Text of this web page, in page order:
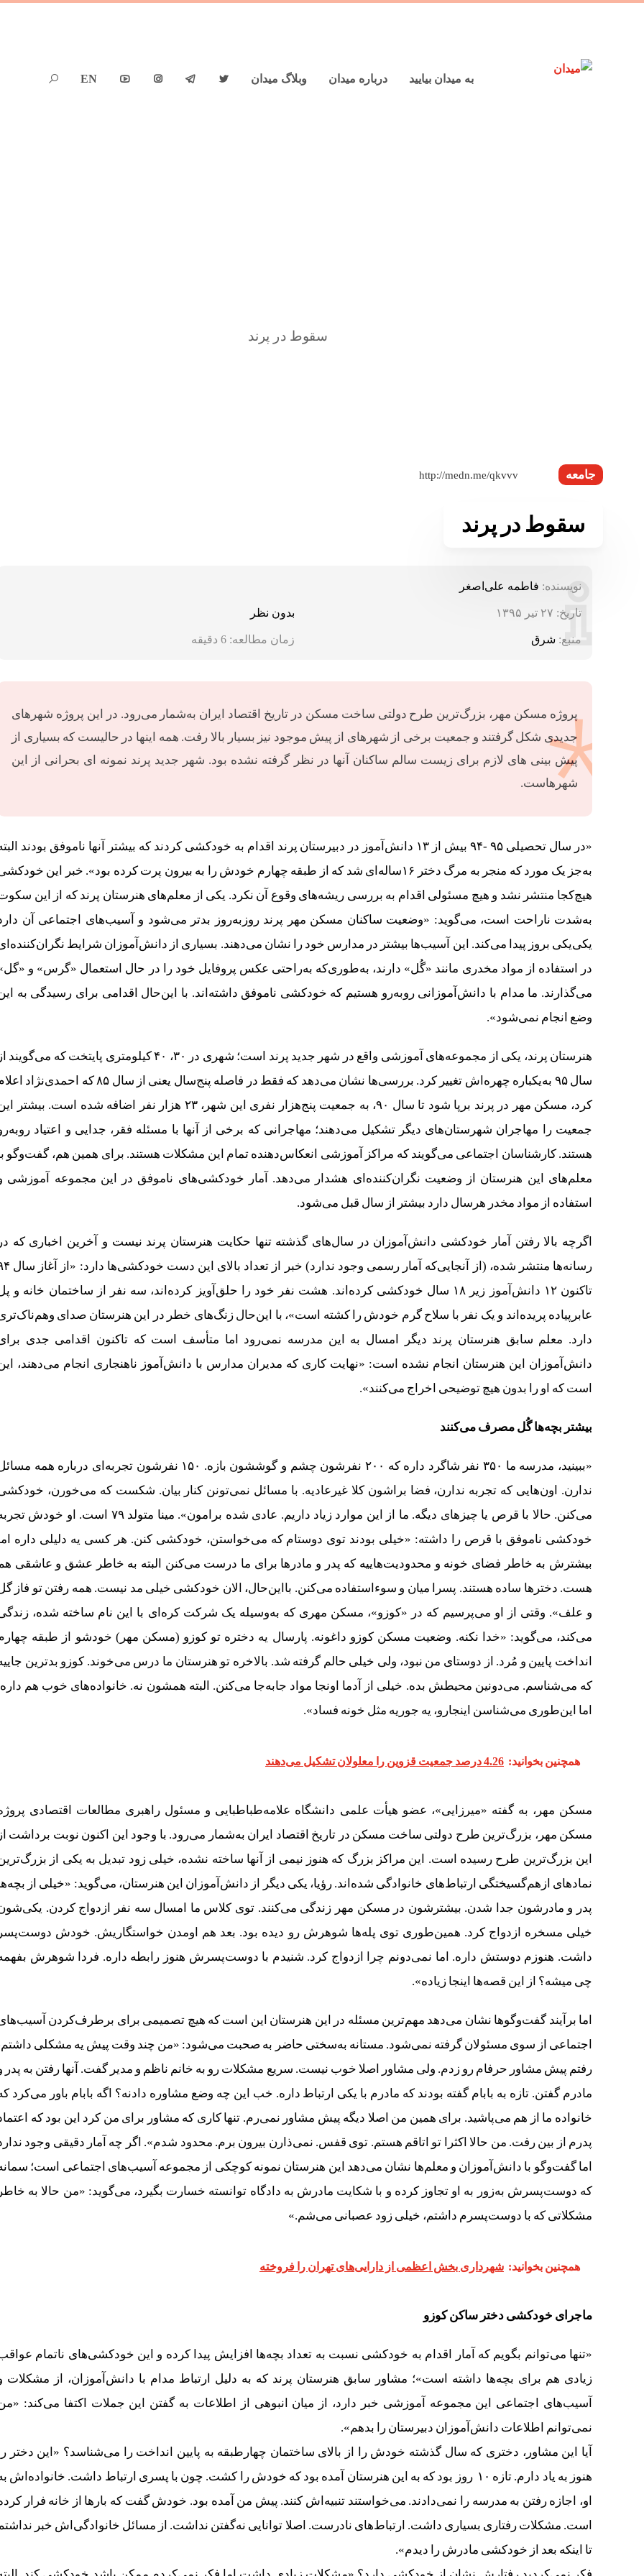
به میدان بیایید درباره میدان وبلاگ میدان 



EN

جامعه
سقوط در پرند
نویسنده: فاطمه علی‌اصغر
تاریخ: ۲۷ تیر ۱۳۹۵ بدون نظر
منبع: شرق زمان مطالعه: 6 دقیقه
پروژه مسکن مهر، بزرگ‌ترین طرح دولتی ساخت مسکن در تاریخ اقتصاد ایران به‌شمار می‌رود. در این پروژه شهرهای
جدیدی شکل گرفتند و جمعیت برخی از شهرهای از پیش موجود نیز بسیار بالا رفت. همه اینها در حالیست که بسیاری از
پیش بینی های لازم برای زیست سالم ساکنان آنها در نظر گرفته نشده بود. شهر جدید پرند نمونه ای بحرانی از این
شهرهاست.
«در سال تحصیلی ۹۵ -۹۴ بیش از ۱۳ دانش‌آموز در دبیرستان پرند اقدام به خودکشی کردند که بیشتر آنها ناموفق بودند
به‌جز یک مورد که منجر به مرگ دختر ۱۶ساله‌‌ای شد که از طبقه چهارم خودش را به بیرون پرت کرده بود». خبر این
هیچ‌کجا منتشر نشد و هیچ مسئولی اقدام به بررسی ریشه‌های وقوع آن نکرد. یکی‌ از معلم‌های هنرستان پرند که از این
به‌شدت ناراحت است، می‌گوید: «وضعیت ساکنان مسکن مهر پرند روزبه‌روز بدتر می‌شود و آسیب‌های اجتماعی آن
یکی‌یکی بروز پیدا می‌کند. این آسیب‌ها بیشتر در مدارس خود را نشان می‌دهند. بسیاری از دانش‌آموزان شرایط
در استفاده از مواد مخدری مانند «گُل» دارند، به‌طوری‌که به‌راحتی عکس پروفایل خود را در حال استعمال «گرس» و
می‌گذارند. ما مدام با دانش‌آموزانی روبه‌رو هستیم که خودکشی ناموفق داشته‌اند. با این‌حال اقدامی برای رسیدگی به
وضع انجام نمی‌شود».
هنرستان پرند، یکی از مجموعه‌های آموزشی واقع در شهر جدید پرند است؛ شهری در ۳۰، ۴۰ کیلومتری پایتخت که
سال ۹۵ به‌یکباره چهره‌اش تغییر کرد. بررسی‌ها نشان می‌دهد که فقط در فاصله پنج‌سال یعنی از سال ۸۵ که احمدی‌نژاد
کرد، مسکن مهر در پرند برپا شود تا سال ۹۰، به جمعیت پنج‌هزار نفری این شهر، ۲۳ هزار نفر اضافه شده است. بیشتر
جمعیت را مهاجران شهرستان‌های دیگر تشکیل می‌دهند؛ مهاجرانی که برخی از آنها با مسئله فقر، جدایی و اعتیاد
هستند. کارشناسان اجتماعی می‌گویند که مراکز آموزشی انعکاس‌دهنده تمام این مشکلات هستند. برای همین هم، گفت‌وگو
معلم‌های این هنرستان از وضعیت نگران‌کننده‌ای هشدار می‌دهد. آمار خودکشی‌های ناموفق در این مجموعه آموزشی
استفاده از مواد مخدر هرسال دارد بیشتر از سال قبل می‌شود.
اگرچه بالا رفتن آمار خودکشی دانش‌آموزان در سال‌های گذشته تنها حکایت هنرستان پرند نیست و آخرین اخباری که
رسانه‌ها منتشر شده، (از آنجایی‌که آمار رسمی وجود ندارد) خبر از
تاکنون ۱۲ دانش‌آموز زیر ۱۸ سال خودکشی کرده‌اند. هشت نفر خود را حلق‌آویز کرده‌اند، سه نفر از ساختمان خانه و
عابرپیاده پریده‌اند و یک نفر با سلاح گرم خودش را کشته است»، با این‌حال زنگ‌های خطر در این هنرستان صدای
دارد. معلم سابق هنرستان پرند دیگر امسال به این مدرسه نمی‌رود اما متأسف است که تاکنون اقدامی جدی
دانش‌آموزان این هنرستان انجام نشده است: «نهایت کاری که مدیران مدارس با دانش‌آموز ناهنجاری انجام می‌دهند،
است که او را بدون هیچ توضیحی اخراج ‌می‌کنند».
بیشتر بچه‌ها گُل مصرف می‌کنند
«ببینید، مدرسه ما ۳۵۰ نفر شاگرد داره که ۲۰۰ نفرشون چشم و گوششون بازه. ۱۵۰ نفرشون تجربه‌‌ای درباره همه
ندارن. اون‌هایی که تجربه ندارن، فضا براشون کلا غیرعادیه. با مسائل نمی‌تونن کنار بیان. شکست که می‌خورن،
می‌کنن. حالا با قرص یا چیزهای دیگه. ما از این موارد زیاد داریم. عادی شده برامون». مینا متولد ۷۹ است. او خودش
خودکشی ناموفق با قرص را داشته: «خیلی بودند توی دوستام که می‌خواستن، خودکشی کنن. هر کسی یه دلیلی داره
بیشترش به خاطر فضای خونه و محدودیت‌هاییه که پدر و مادرها برای ما درست می‌کنن البته به خاطر عشق و عاشقی
هست. دخترها ساده هستند. پسرا میان و سوءاستفاده می‌کنن. بااین‌حال، الان خودکشی خیلی مد نیست. همه رفتن تو فاز
و علف». وقتی از او می‌پرسیم که در «کوزو»، مسکن مهری که به‌وسیله یک شرکت کره‌ای با این نام ساخته شده،
می‌کند، می‌گوید: «خدا نکنه. وضعیت مسکن کوزو داغونه. پارسال یه دختره تو کوزو (مسکن مهر) خودشو از طبقه
انداخت پایین و مُرد. از دوستای من نبود، ولی خیلی حالم گرفته شد. بالاخره تو هنرستان ما درس می‌خوند. کوزو بدترین
که می‌شناسم. می‌دونین محیطش بده. خیلی از آدما اونجا مواد جابه‌جا می‌کنن. البته همشون نه. خانواده‌های خوب هم
اما این‌طوری می‌شناسن اینجارو، یه جوریه مثل خونه فساد».
همچنین بخوانید: 4.26 درصد جمعیت قزوین را معلولان تشکیل می‌دهند‌
مسکن‌ مهر، به گفته «میرزایی»، عضو هیأت علمی دانشگاه علامه‌طباطبایی و مسئول راهبری مطالعات اقتصادی
مسکن مهر، بزرگ‌ترین طرح دولتی ساخت مسکن در تاریخ اقتصاد ایران به‌شمار می‌رود. با وجود این اکنون نوبت برداشت
این بزرگ‌ترین طرح رسیده است. این مراکز بزرگ که هنوز نیمی‌ از آنها ساخته نشده، خیلی زود تبدیل به یکی از
نمادهای ازهم‌گسیختگی ارتباط‌های خانوادگی شده‌اند. رؤیا، یکی دیگر از دانش‌آموزان این هنرستان، می‌گوید: «خیلی از
پدر و مادرشون جدا شدن. بیشترشون در مسکن مهر زندگی می‌کنند. توی کلاس ما امسال سه نفر ازدواج‌ کردن.
خیلی مسخره ازدواج کرد. همین‌طوری توی پله‌ها شوهرش رو دیده بود. بعد هم اومدن خواستگاریش. خودش
داشت. هنوزم دوستش داره. اما نمی‌دونم چرا ازدواج کرد. شنیدم با دوست‌پسرش هنوز رابطه داره. فردا شوهرش
چی میشه؟ از این قصه‌ها اینجا زیاده».
اما برآیند گفت‌‌وگوها نشان می‌دهد مهم‌ترین مسئله در این هنرستان این است که هیچ تصمیمی برای برطرف‌کردن
اجتماعی از سوی مسئولان گرفته نمی‌شود. مستانه به‌سختی حاضر به صحبت می‌شود: «من چند وقت پیش یه مشکلی
رفتم پیش مشاور حرفام رو زدم. ولی مشاور اصلا خوب نیست. سریع مشکلات رو به خانم ناظم و مدیر گفت. آنها رفتن به پدر
مادرم گفتن. تازه به بابام گفته بودند که مادرم با یکی ارتباط داره. خب این چه وضع مشاوره‌‌ دادنه؟ اگه بابام باور می‌کرد
خانواده ما از هم می‌پاشید. برای همین من اصلا دیگه پیش مشاور نمی‌رم. تنها کاری که مشاور برای من کرد این بود که
پدرم از بین رفت. من حالا اکثرا تو اتاقم هستم. توی قفس. نمی‌ذارن بیرون برم. محدود شدم». اگر چه آمار دقیقی وجود
اما گفت‌وگو با دانش‌آموزان و معلم‌ها نشان می‌دهد این هنرستان نمونه کوچکی از مجموعه آسیب‌های اجتماعی است؛
که دوست‌‌پسرش به‌زور به او تجاوز کرده و با شکایت مادرش به دادگاه توانسته خسارت بگیرد، می‌گوید: «من حالا به
مشکلاتی که با دوست‌پسرم داشتم، خیلی زود عصبانی می‌شم.»
همچنین بخوانید: شهرداری بخش اعظمی از دارایی‌های تهران را فروخته
ماجرای خودکشی دختر ساکن کوزو
«تنها می‌توانم بگویم که آمار اقدام به خودکشی نسبت به تعداد بچه‌ها افزایش پیدا کرده و این خودکشی‌های ناتمام
زیادی هم برای بچه‌ها داشته است»؛ مشاور سابق هنرستان پرند که به دلیل ارتباط مدام با دانش‌آموزان، از مشکلات
آسیب‌های اجتماعی این مجموعه آموزشی خبر دارد، از میان انبوهی از اطلاعات به گفتن این جملات اکتفا می‌کند:
نمی‌توانم اطلاعات دانش‌آموزان دبیرستان را بدهم».
آیا این مشاور، دختری که سال گذشته خودش را از بالای ساختمان چهارطبقه به پایین انداخت را می‌شناسد؟ «این دختر
هنوز به یاد دارم. تازه ۱۰ روز بود که به این هنرستان آمده بود که خودش را کشت. چون با پسری ارتباط داشت. خانواده‌اش
او، اجازه رفتن به مدرسه را نمی‌دادند. می‌خواستند تنبیه‌اش کنند. پیش من آمده بود. خودش گفت که بارها از خانه فرار
است. مشکلات رفتاری بسیاری داشت. ارتباط‌های نادرست. اصلا توانایی نه‌گفتن نداشت. از مسائل خانوادگی‌اش خبر
تا اینکه بعد از خودکشی مادرش را دیدم».